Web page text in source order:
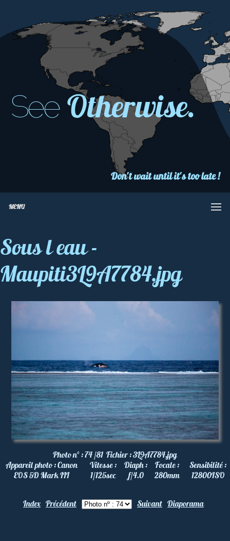
See Otherwise.
Don't wait until it's too late !
MENU
Sous l eau -
Maupiti3L9A7784.jpg
Photo nº :74 /81 Fichier :3L9A7784.jpg
Appareil photo :Canon
EOS 5D Mark III
Vitesse :
1/125sec
Diaph :
f/4.0
Focale :
280mm
Sensibilité :
12800ISO
Index Précédent Suivant Diaporama